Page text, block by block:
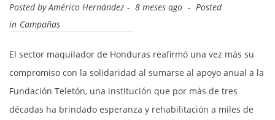
Posted byAmérico Hernández 8 meses ago
Posted
in Campañas
El sector maquilador de Honduras reafirmó una vez más su
compromiso con la solidaridad al sumarse al apoyo anual a la
Fundación Teletón, una institución que por más de tres
décadas ha brindado esperanza y rehabilitación a miles de